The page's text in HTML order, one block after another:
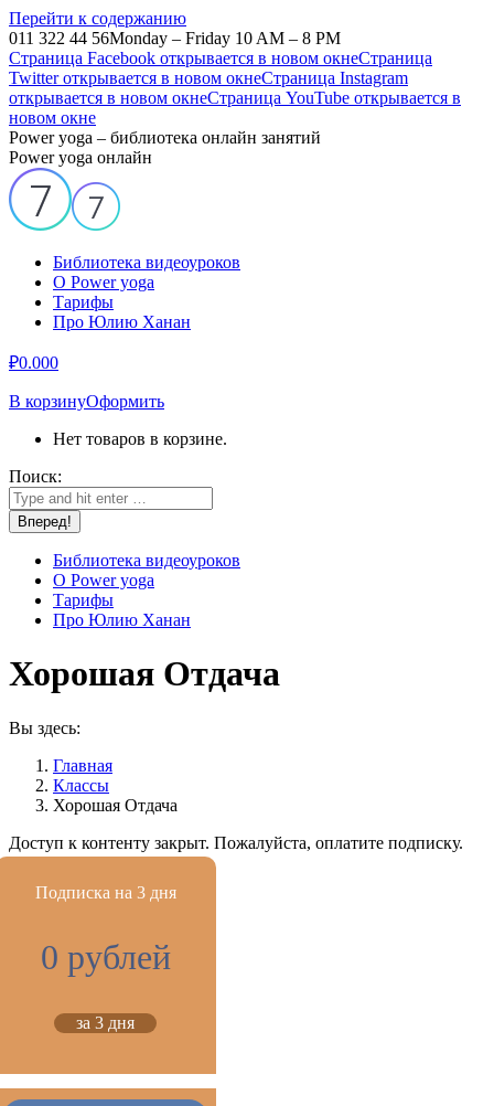
Перейти к содержанию
011 322 44 56Monday – Friday 10 AM – 8 PM
Страница Facebook открывается в новом окнеСтраница
Twitter открывается в новом окнеСтраница Instagram
открывается в новом окнеСтраница YouTube открывается в
новом окне
Power yoga – библиотека онлайн занятий
Power yoga онлайн
Библиотека видеоуроков
О Power yoga
Тарифы
Про Юлию Ханан
₽0.000
В корзинуОформить
Нет товаров в корзине.
Поиск:
Библиотека видеоуроков
О Power yoga
Тарифы
Про Юлию Ханан
Хорошая Отдача
Вы здесь:
Главная
Классы
Хорошая Отдача
Доступ к контенту закрыт. Пожалуйста, оплатите подписку.
Подписка на 3 дня
0 рублей
за 3 дня